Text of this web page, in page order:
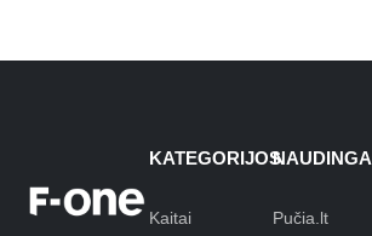
KATEGORIJOS
Kaitai
NAUDINGA
Pučia.lt